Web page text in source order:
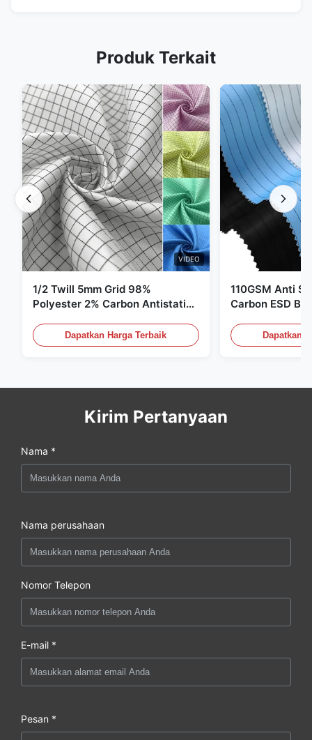
Produk Terkait
VIDEO
1/2 Twill 5mm Grid 98%
Polyester 2% Carbon Antistatic
Dapatkan Harga Terbaik
110GSM Anti
Carbon ESD
Dapatkan
Kirim Pertanyaan
Nama *
Nama perusahaan
Nomor Telepon
E-mail *
Pesan *